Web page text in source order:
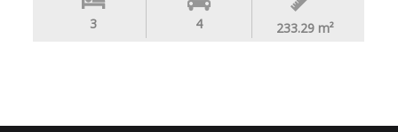
3 4 233.29 m²